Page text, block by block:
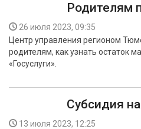
Родителям
26 июля 2023, 09:35
Центр управления регионом
родителям, как узнать остаток
«Госуслуги».
Субсидия
13 июля 2023, 12:25